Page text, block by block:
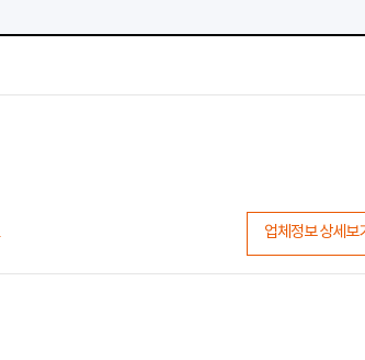
업체정보 상세보